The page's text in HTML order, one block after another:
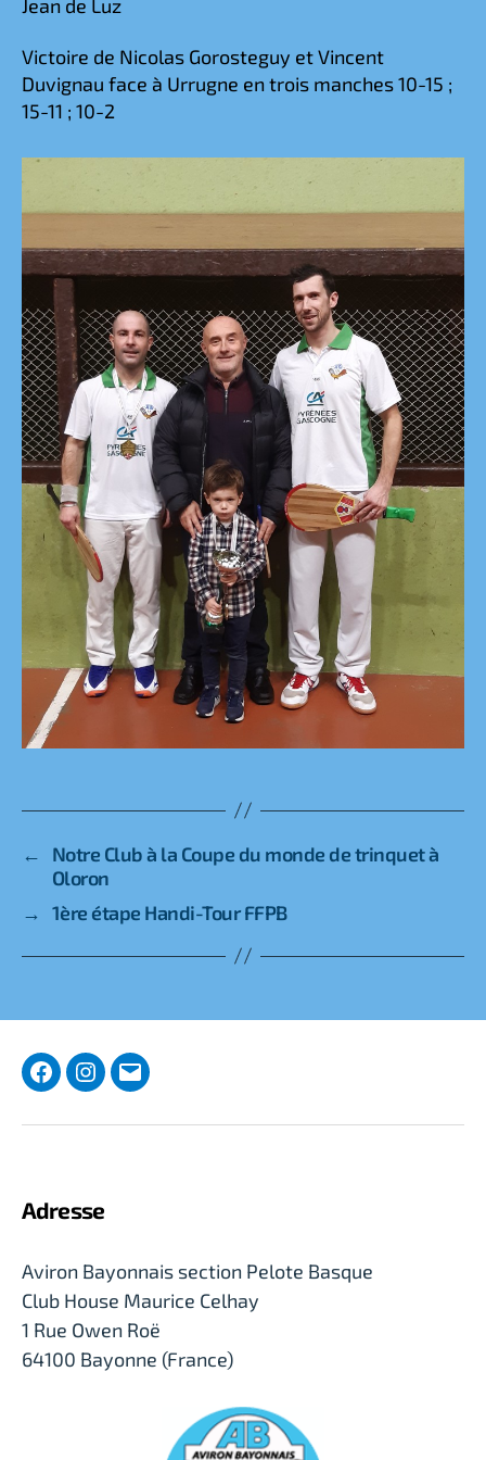
Jean de Luz
Victoire de Nicolas Gorosteguy et Vincent
Duvignau face à Urrugne en trois manches 10-15 ;
15-11 ; 10-2
←
Notre Club à la Coupe du monde de trinquet à
Oloron
→ 1ère étape Handi-Tour FFPB
FacebookInstagram
Courriel
Adresse
Aviron Bayonnais section Pelote Basque
Club House Maurice Celhay
1 Rue Owen Roë
64100 Bayonne (France)